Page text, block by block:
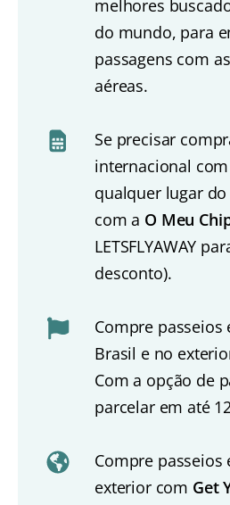
melhores
do mundo, para
passagens com
aéreas.
Se precisar
internacional
qualquer lugar
com a O Meu
LETSFLYAWAY
desconto).
Compre passeios
Brasil e no
Com a opção de
parcelar em até
Compre passeios
exterior com Get